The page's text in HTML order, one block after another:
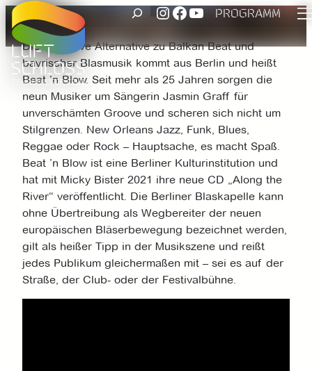
Zum
Inhalt
springen
SUCHEN UNSER INSTAGRAM ACCOUNT
FACEBOOK
UNSER YOUTUBE-KANALPROGRAMM
Die attraktive Alternative zu Balkan Beat und
bayrischer Blasmusik kommt aus Berlin und heißt
Beat ’n Blow. Seit mehr als 25 Jahren sorgen die
neun Musiker um Sängerin Jasmin Graff für
unverschämten Groove und scheren sich nicht um
Stilgrenzen. New Orleans Jazz, Funk, Blues,
Reggae oder Rock – Hauptsache, es macht Spaß.
Beat ’n Blow ist eine Berliner Kulturinstitution und
hat mit Micky Bister 2021 ihre neue CD „Along the
River“ veröffentlicht. Die Berliner Blaskapelle kann
ohne Übertreibung als Wegbereiter der neuen
europäischen Bläserbewegung bezeichnet werden,
gilt als heißer Tipp in der Musikszene und reißt
jedes Publikum gleichermaßen mit – sei es auf der
Straße, der Club- oder der Festivalbühne.